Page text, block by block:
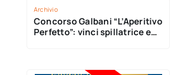
Archivio
Concorso Galbani “L’Aperitivo
Perfetto”: vinci spillatrice e